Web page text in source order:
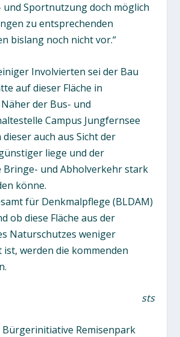
und Sportnutzung doch möglich
zu entsprechenden
bislang noch nicht vor.“
Involvierten sei der Bau
auf dieser Fläche in
der Bus- und
Campus Jungfernsee
auch aus Sicht der
liege und der
Bringe- und Abholverkehr stark
könne.
für Denkmalpflege (BLDAM)
ob diese Fläche aus der
Naturschutzes weniger
werden die kommenden
sts
Remisenpark